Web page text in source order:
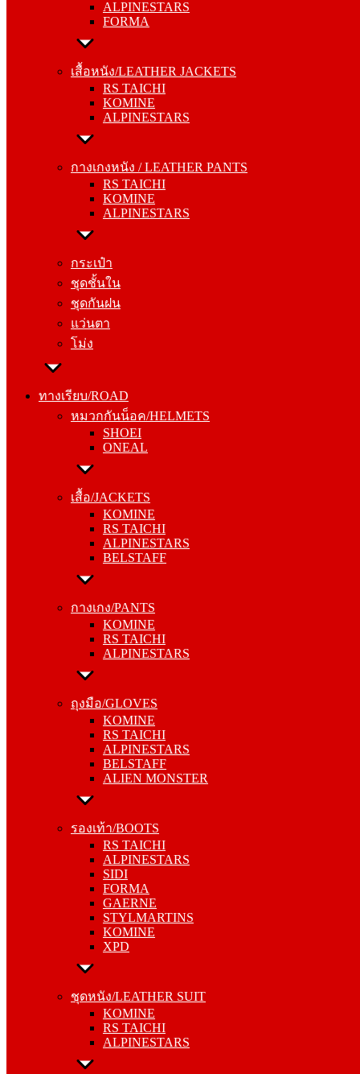
ALPINESTARS
FORMA
เสื้อหนัง/LEATHER JACKETS
RS TAICHI
KOMINE
ALPINESTARS
กางเกงหนัง / LEATHER PANTS
RS TAICHI
KOMINE
ALPINESTARS
กระเป๋า
ชุดชั้นใน
ชุดกันฝน
แว่นตา
โม่ง
ทางเรียบ/ROAD
หมวกกันน็อค/HELMETS
SHOEI
ONEAL
เสื้อ/JACKETS
KOMINE
RS TAICHI
ALPINESTARS
BELSTAFF
กางเกง/PANTS
KOMINE
RS TAICHI
ALPINESTARS
ถุงมือ/GLOVES
KOMINE
RS TAICHI
ALPINESTARS
BELSTAFF
ALIEN MONSTER
รองเท้า/BOOTS
RS TAICHI
ALPINESTARS
SIDI
FORMA
GAERNE
STYLMARTINS
KOMINE
XPD
ชุดหนัง/LEATHER SUIT
KOMINE
RS TAICHI
ALPINESTARS
เสื้อหนัง/LEATHER JACKETS
KOMINE
ALPINESTARS
กางเกงหนัง / LEATHER PANTS
KOMINE
ALPINESTARS
กระเป๋า
ชุดชั้นใน
ชุดกันฝน
แว่นตา
โม่ง
ทางเรียบ/ROAD
หมวกกันน็อค/HELMETS
SHOEI
ONEAL
เสื้อ/JACKETS
RS TAICHI
ALPINESTARS
BELSTAFF
กางเกง/PANTS
RS TAICHI
ALPINESTARS
ถุงมือ/GLOVES
RS TAICHI
ALPINESTARS
BELSTAFF
ALIEN MONSTER
รองเท้า/BOOTS
ALPINESTARS
SIDI
FORMA
GAERNE
STYLMARTINS
KOMINE
XPD
ชุดหนัง/LEATHER SUIT
RS TAICHI
ALPINESTARS
การ์ด/PROTECTOR